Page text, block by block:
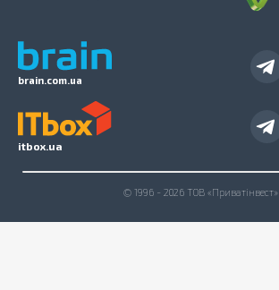
brain.com.ua
itbox.ua
© 1996 - 2026 ТОВ «Приватінвест»